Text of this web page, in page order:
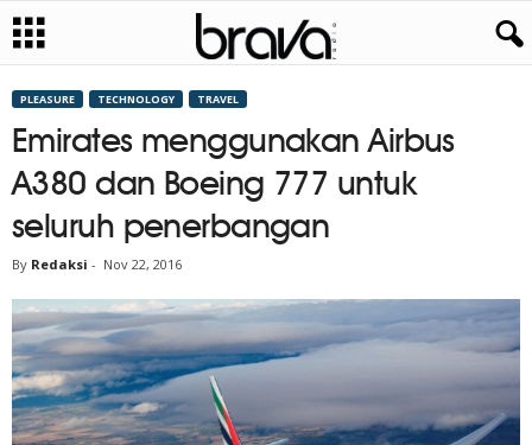
PLEASURE TECHNOLOGY TRAVEL
Emirates menggunakan Airbus
A380 dan Boeing 777 untuk
seluruh penerbangan
By Redaksi - Nov 22, 2016